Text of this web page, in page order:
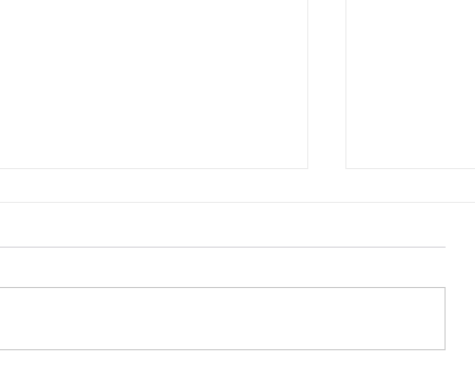
VGP CE VGP CE